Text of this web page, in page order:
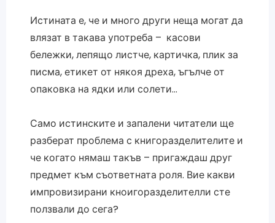
Истината е, че и много други неща могат да
влязат в такава употреба – касови
бележки, лепящо листче, картичка, плик за
писма, етикет от някоя дреха, ъгълче от
опаковка на ядки или солети…
Само истинските и запалени читатели ще
разберат проблема с книгоразделителите и
че когато нямаш такъв – пригаждаш друг
предмет към съответната роля. Вие какви
импровизирани кноигоразделителли сте
ползвали до сега?